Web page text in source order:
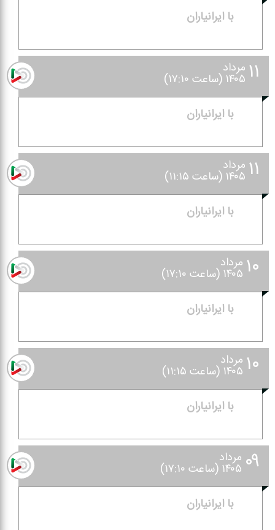
با ایرانیاران
۱۱ مرداد
۱۴۰۵ (ساعت ۱۷:۱۰)
با ایرانیاران
۱۱ مرداد
۱۴۰۵ (ساعت ۱۱:۱۵)
با ایرانیاران
۱۰ مرداد
۱۴۰۵ (ساعت ۱۷:۱۰)
با ایرانیاران
۱۰ مرداد
۱۴۰۵ (ساعت ۱۱:۱۵)
با ایرانیاران
۰۹ مرداد
۱۴۰۵ (ساعت ۱۷:۱۰)
با ایرانیاران